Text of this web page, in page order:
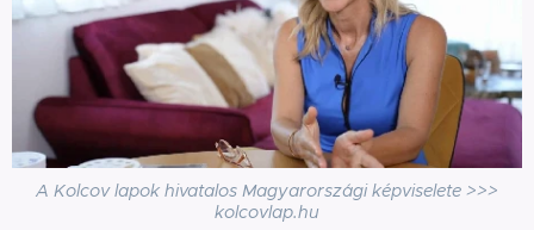
A Kolcov lapok hivatalos Magyarországi képviselete >>>
kolcovlap.hu